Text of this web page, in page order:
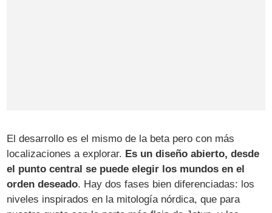
El desarrollo es el mismo de la beta pero con más
localizaciones a explorar. Es un diseño abierto, desde
el punto central se puede elegir los mundos en el
orden deseado. Hay dos fases bien diferenciadas: los
niveles inspirados en la mitología nórdica, que para